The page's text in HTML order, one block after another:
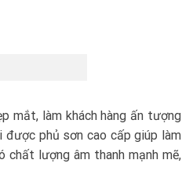
mắt, làm khách hàng ấn tượng
được phủ sơn cao cấp giúp làm
chất lượng âm thanh mạnh mẽ,